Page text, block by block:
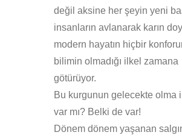
değil aksine her şeyin yeni
insanların avlanarak karın
modern hayatın hiçbir
bilimin olmadığı ilkel zamana
götürüyor.
Bu kurgunun gelecekte olma
var mı? Belki de var!
Dönem dönem yaşanan